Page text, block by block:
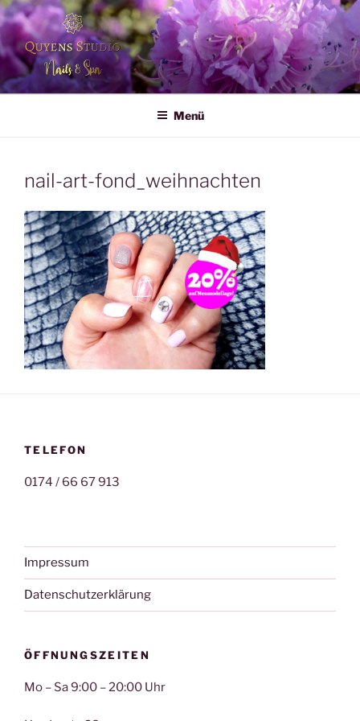
Zum
Inhalt
springen
QUYENS STUDIO
Nails & Spa
Menü
nail-art-fond_weihnachten
TELEFON
0174 / 66 67 913
Impressum
Datenschutzerklärung
ÖFFNUNGSZEITEN
Mo – Sa 9:00 – 20:00 Uhr